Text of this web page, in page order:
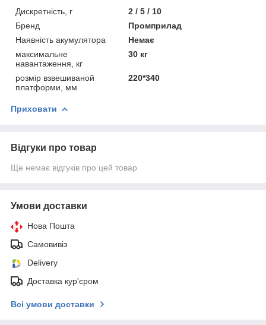
Дискретність, г
2 / 5 / 10
Бренд
Промприлад
Наявність акумулятора
Немає
максимальне
навантаження, кг
30 кг
розмір взвешиваной
платформи, мм
220*340
Приховати
Відгуки про товар
Ще немає відгуків про цей товар
Умови доставки
Нова Пошта
Самовивіз
Delivery
Доставка кур'єром
Всі умови доставки